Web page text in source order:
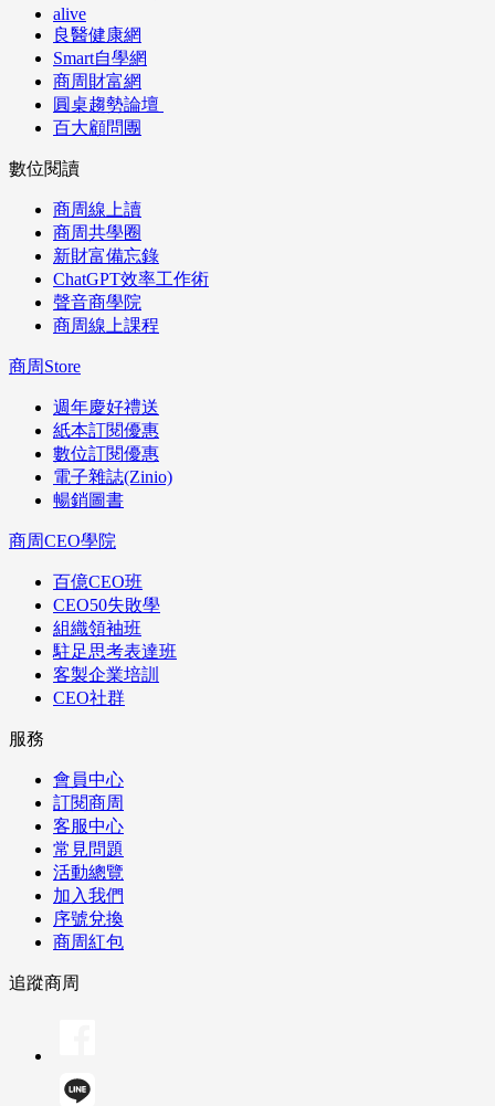
alive
良醫健康網
Smart自學網
商周財富網
圓桌趨勢論壇
百大顧問團
數位閱讀
商周線上讀
商周共學圈
新財富備忘錄
ChatGPT效率工作術
聲音商學院
商周線上課程
商周Store
週年慶好禮送
紙本訂閱優惠
數位訂閱優惠
電子雜誌(Zinio)
暢銷圖書
商周CEO學院
百億CEO班
CEO50失敗學
組織領袖班
駐足思考表達班
客製企業培訓
CEO社群
服務
會員中心
訂閱商周
客服中心
常見問題
活動總覽
加入我們
序號兌換
商周紅包
追蹤商周